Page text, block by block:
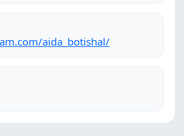
aida_botishal/